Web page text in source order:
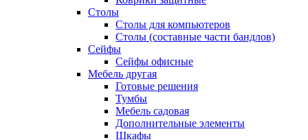
Столы
Столы для компьютеров
Столы (составные части бандлов)
Сейфы
Сейфы офисные
Мебель другая
Готовые решения
Тумбы
Мебель садовая
Дополнительные элементы
Шкафы